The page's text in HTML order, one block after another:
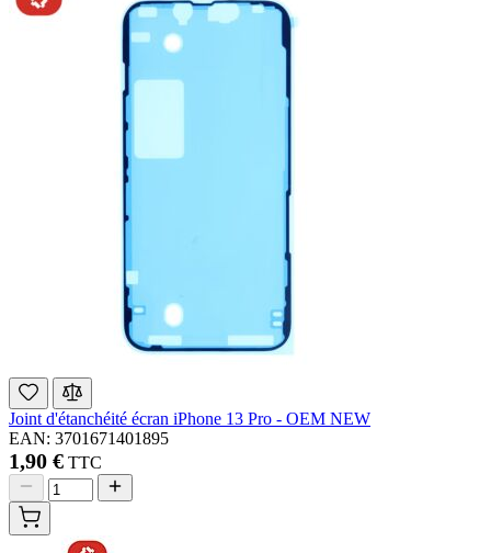
Joint d'étanchéité écran iPhone 13 Pro - OEM NEW
EAN: 3701671401895
1,90 € TTC